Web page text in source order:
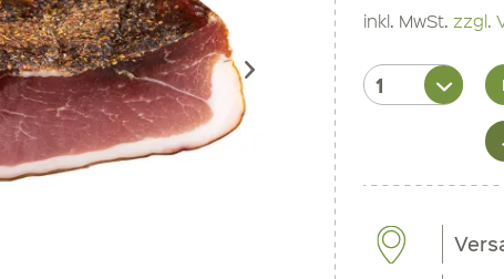
inkl. MwSt. zzgl.